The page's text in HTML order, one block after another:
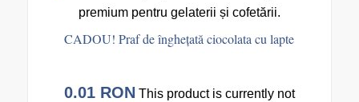
CADOU! Praf de înghețată ciocolata cu lapte
0.01 RON This product is currently not